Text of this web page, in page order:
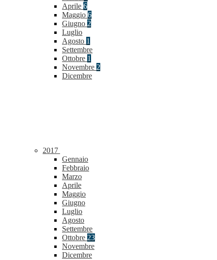
Aprile 6
Maggio 6
Giugno 2
Luglio
Agosto 1
Settembre
Ottobre 1
Novembre 2
Dicembre
2017
Gennaio
Febbraio
Marzo
Aprile
Maggio
Giugno
Luglio
Agosto
Settembre
Ottobre 23
Novembre
Dicembre